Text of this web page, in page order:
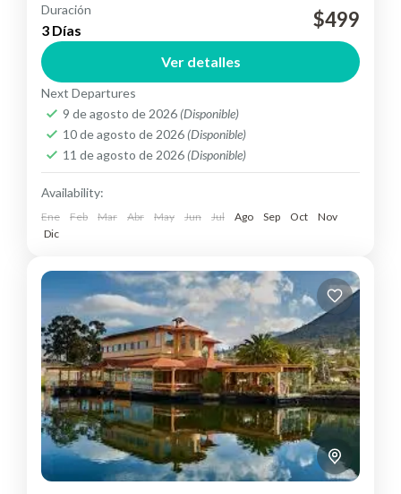
Otavalo
Easy
Duración
3 Días $499
Ver detalles
Next Departures
9 de agosto de 2026 (Disponible)
10 de agosto de 2026 (Disponible)
11 de agosto de 2026 (Disponible)
Availability:
Ene Feb Mar Abr May Jun Jul Ago Sep Oct
Nov
Dic